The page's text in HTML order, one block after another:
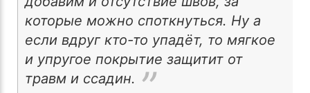
которые можно споткнуться. Ну а
если вдруг кто-то упадёт, то мягкое
и упругое покрытие защитит от
травм и ссадин.